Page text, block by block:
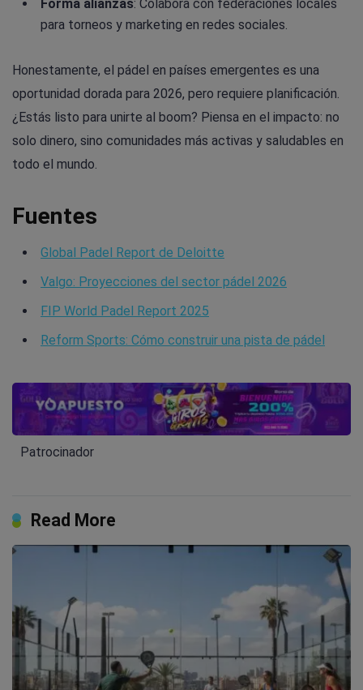
Forma alianzas: Colabora con federaciones locales
para torneos y marketing en redes sociales.
Honestamente, el pádel en países emergentes es una
oportunidad dorada para 2026, pero requiere planificación.
¿Estás listo para unirte al boom? Piensa en el impacto: no
solo dinero, sino comunidades más activas y saludables en
todo el mundo.
Fuentes
Global Padel Report de Deloitte
Valgo: Proyecciones del sector pádel 2026
FIP World Padel Report 2025
Reform Sports: Cómo construir una pista de pádel
Patrocinador
Read More